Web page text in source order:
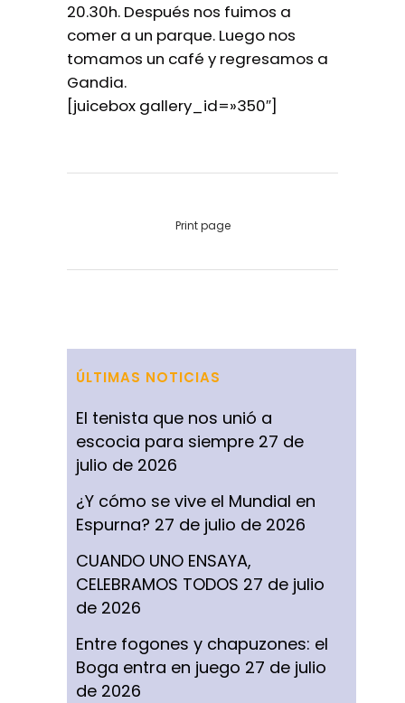
20.30h. Después nos fuimos a
comer a un parque. Luego nos
tomamos un café y regresamos a
Gandia.
[juicebox gallery_id=»350″]
Print page
ÚLTIMAS NOTICIAS
El tenista que nos unió a
escocia para siempre 27 de
julio de 2026
¿Y cómo se vive el Mundial en
Espurna? 27 de julio de 2026
CUANDO UNO ENSAYA,
CELEBRAMOS TODOS 27 de julio
de 2026
Entre fogones y chapuzones: el
Boga entra en juego 27 de julio
de 2026